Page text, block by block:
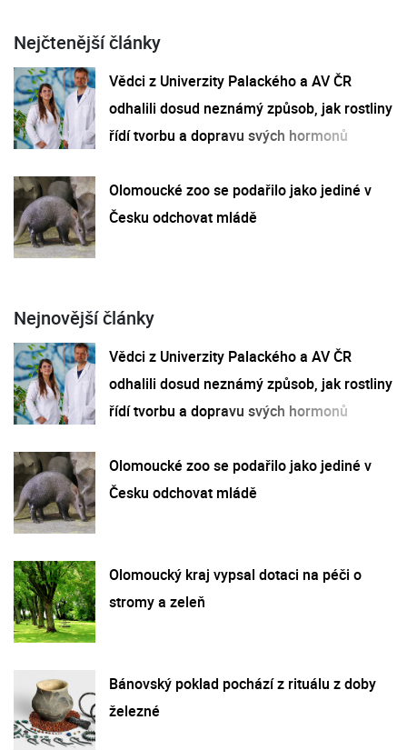
Nejčtenější články
Vědci z Univerzity Palackého a AV ČR
odhalili dosud neznámý způsob, jak rostliny
řídí tvorbu a dopravu svých hormonů
Olomoucké zoo se podařilo jako jediné v
Česku odchovat mládě
Nejnovější články
Vědci z Univerzity Palackého a AV ČR
odhalili dosud neznámý způsob, jak rostliny
řídí tvorbu a dopravu svých hormonů
Olomoucké zoo se podařilo jako jediné v
Česku odchovat mládě
Olomoucký kraj vypsal dotaci na péči o
stromy a zeleň
Bánovský poklad pochází z rituálu z doby
železné